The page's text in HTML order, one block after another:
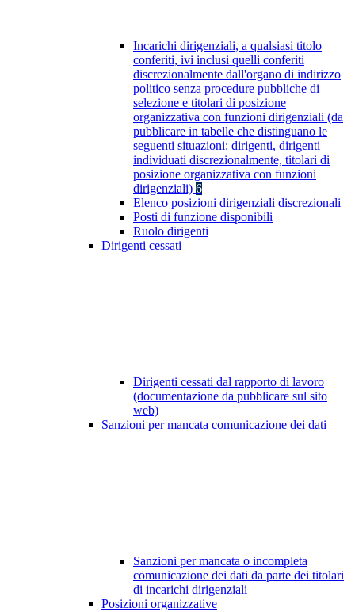
Incarichi dirigenziali, a qualsiasi titolo
conferiti, ivi inclusi quelli conferiti
discrezionalmente dall'organo di indirizzo
politico senza procedure pubbliche di
selezione e titolari di posizione
organizzativa con funzioni dirigenziali (da
pubblicare in tabelle che distinguano le
seguenti situazioni: dirigenti, dirigenti
individuati discrezionalmente, titolari di
posizione organizzativa con funzioni
dirigenziali) 6
Elenco posizioni dirigenziali discrezionali
Posti di funzione disponibili
Ruolo dirigenti
Dirigenti cessati
Dirigenti cessati dal rapporto di lavoro
(documentazione da pubblicare sul sito
web)
Sanzioni per mancata comunicazione dei dati
Sanzioni per mancata o incompleta
comunicazione dei dati da parte dei titolari
di incarichi dirigenziali
Posizioni organizzative